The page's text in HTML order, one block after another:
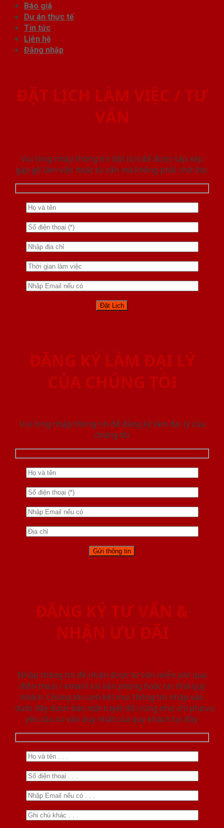
Báo giá
Dự án thực tế
Tin tức
Liên hệ
Đăng nhập
ĐẶT LỊCH LÀM VIỆC / TƯ
VẤN
Vui lòng nhập thông tin đặt lịch để được sắp xếp
gặp gỡ làm việc hoăc tư vấn mà không phải chờ đợi.
ĐĂNG KÝ LÀM ĐẠI LÝ
CỦA CHÚNG TÔI
Vui lòng nhập thông tin để đăng ký làm đại lý của
chúng tôi
ĐĂNG KÝ TƯ VẤN &
NHẬN ƯU ĐÃI
Nhập thông tin để nhận được tư vấn miễn phí qua
điện thoại / email/ tại văn phòng hoặc tại nhà quý
khách. Chúng tôi cam kết mọi thông tin nhập vào
dưới đây được bảo mật tuyệt đối cũng như chỉ phục vụ
yêu cầu tư vấn duy nhất của quý khách tại đây.